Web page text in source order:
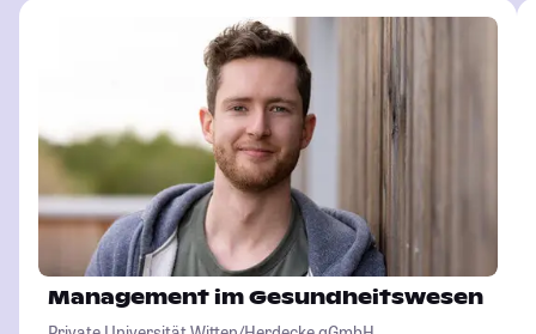
Management im Gesundheitswesen